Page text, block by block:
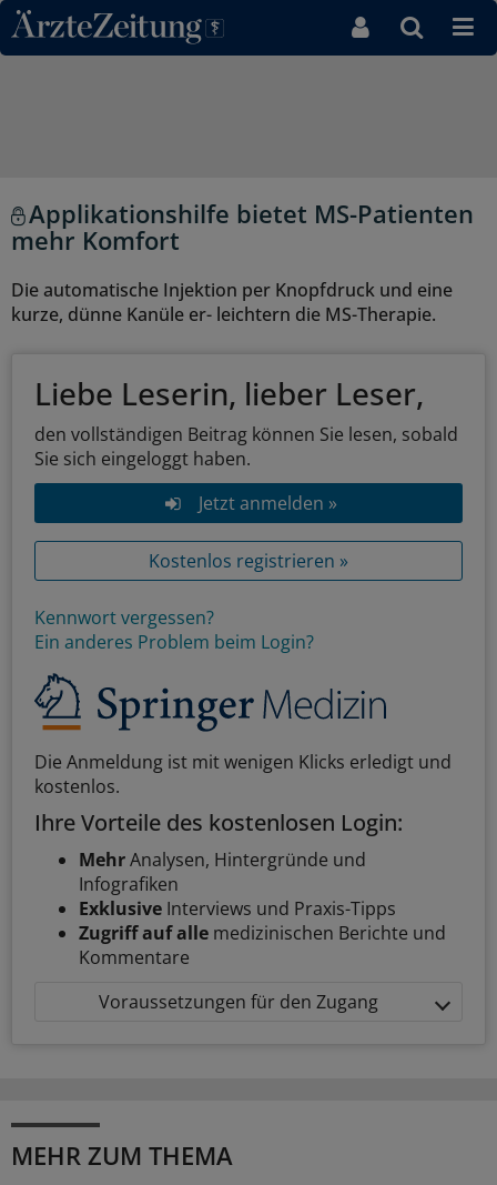
Direkt zum Inhaltsbereich
Applikationshilfe bietet MS-Patienten
mehr Komfort
Die automatische Injektion per Knopfdruck und eine
kurze, dünne Kanüle er- leichtern die MS-Therapie.
Liebe Leserin, lieber Leser,
den vollständigen Beitrag können Sie lesen, sobald
Sie sich eingeloggt haben.
Jetzt anmelden »
Kostenlos registrieren »
Kennwort vergessen?
Ein anderes Problem beim Login?
Die Anmeldung ist mit wenigen Klicks erledigt und
kostenlos.
Ihre Vorteile des kostenlosen Login:
MehrAnalysen, Hintergründe und
Infografiken
Exklusive Interviews und Praxis-Tipps
Zugriff auf alle medizinischen Berichte und
Kommentare
Voraussetzungen für den Zugang
MEHR ZUM THEMA